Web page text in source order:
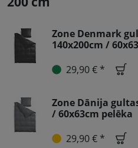
Zone Denmark
140x200cm /
29,90 € *
Zone Dānija
/ 60x63cm pelēka
29,90 € *